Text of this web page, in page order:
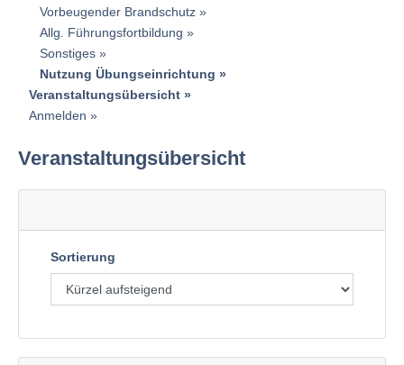
Vorbeugender Brandschutz
Allg. Führungsfortbildung
Sonstiges
Nutzung Übungseinrichtung
Veranstaltungsübersicht
Anmelden
Veranstaltungsübersicht
Sortierung